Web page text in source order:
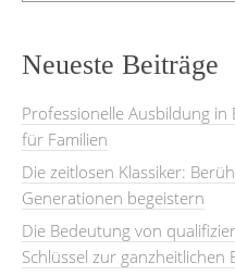
Neueste Beiträge
Professionelle Ausbildung
für Familien
Die zeitlosen Klassiker:
Generationen begeistern
Die Bedeutung von
Schlüssel zur ganzheitlichen